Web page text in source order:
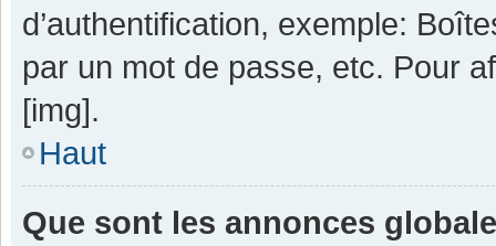
d’authentification, exemple:
par un mot de passe, etc. Pour
[img].
Haut
Que sont les annonces